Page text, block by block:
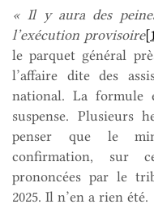
« Il y aura des
l’exécution provisoire
le parquet général
l’affaire dite des
national. La
suspense. Plusieurs
penser que le
confirmation, sur
prononcées par le
2025. Il n’en a rien été.